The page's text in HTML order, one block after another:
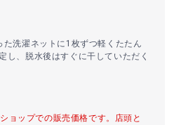
洗濯ネットに1枚ずつ軽くたたん
し、脱水後はすぐに干していただく
ョップでの販売価格です。店頭と